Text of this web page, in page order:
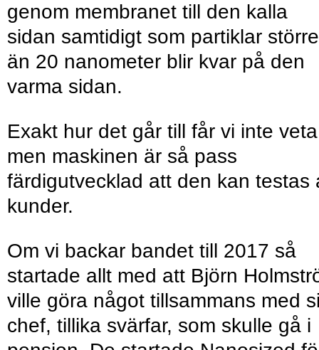
genom membranet till den kalla
sidan samtidigt som partiklar större
än 20 nanometer blir kvar på den
varma sidan.
Exakt hur det går till får vi inte
men maskinen är så pass
färdigutvecklad att den kan testas
kunder.
Om vi backar bandet till 2017 så
startade allt med att Björn
ville göra något tillsammans med
chef, tillika svärfar, som skulle gå i